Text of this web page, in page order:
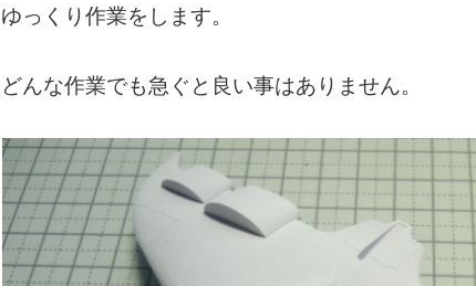
ゆっくり作業をします。
どんな作業でも急ぐと良い事はありません。